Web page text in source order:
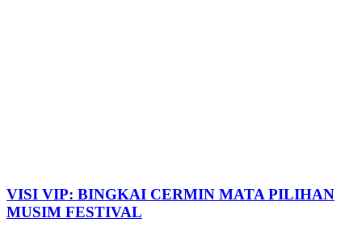
VISI VIP: BINGKAI CERMIN MATA PILIHAN
MUSIM FESTIVAL